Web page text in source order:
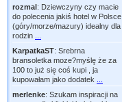
rozmal: Dziewczyny czy macie
do polecenia jakiś hotel w Polsce
(góry/morze/mazury) idealny dla
rodzin
KarpatkaST: Srebrna
bransoletka moze?myślę że za
100 to już się coś kupi , ja
kupowałam jako dodatek
merlenke: Szukam inspiracji na